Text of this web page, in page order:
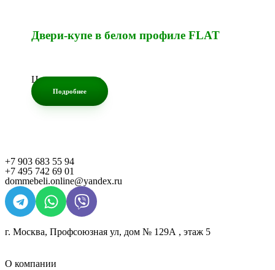
Двери-купе в белом профиле FLAT
Цена по запросу
Подробнее
+7 903 683 55 94
+7 495 742 69 01
dommebeli.online@yandex.ru
г. Москва, Профсоюзная ул, дом № 129А , этаж 5
О компании